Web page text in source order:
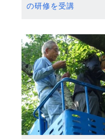
の研修を受講